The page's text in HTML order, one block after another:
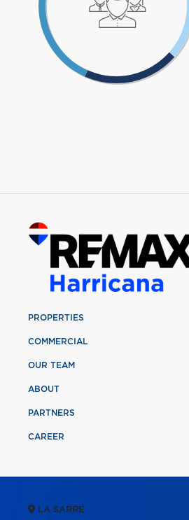
PROPERTIES
COMMERCIAL
OUR TEAM
ABOUT
PARTNERS
CAREER
LA SARRE